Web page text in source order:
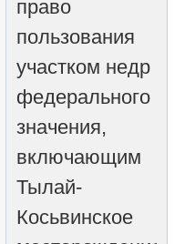
право
пользования
участком недр
федерального
значения,
включающим
Тылай-
Косьвинское